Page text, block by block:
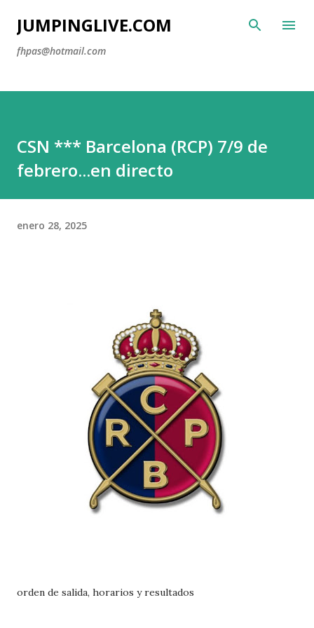
Ir al contenido principal
JUMPINGLIVE.COM
fhpas@hotmail.com
CSN *** Barcelona (RCP) 7/9 de
febrero...en directo
enero 28, 2025
orden de salida, horarios y resultados